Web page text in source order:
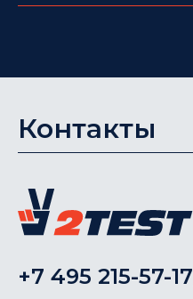
Контакты
+7 495 215-57-17